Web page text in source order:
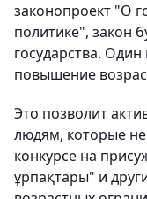
законопроект "О
политике", закон
государства.
повышение
Это позволит
людям, которые
конкурсе на
ұрпақтары" и